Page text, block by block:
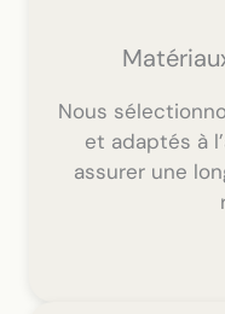
Nous
et adaptés à
assurer une